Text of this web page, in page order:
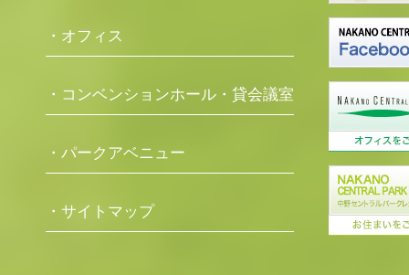
・オフィス
・コンベンションホール・貸会議室
・パークアベニュー
・サイトマップ